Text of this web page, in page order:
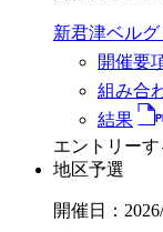
新君津ベル
開催要
組み合
結果
エントリーす
地区予選
開催日：